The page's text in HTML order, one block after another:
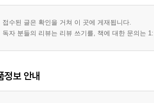
접수된 글은 확인을 거쳐 이 곳에 게재됩니다.
독자 분들의 리뷰는 리뷰 쓰기를, 책에 대한 문의는
정보 안내